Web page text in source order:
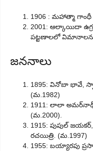
1906 : మహాత్మా గాంధీ
2001: ఆల్కాయిదా
పట్టణాలలో విమానాలను
జననాలు
1895: వినోబా భావే,
(మ.1982)
1911: లాలా అమర్‌నాథ్,
(మ.2000).
1915: పుపుల్
రచయిత్రి. (మ.1997)
1955: బయ్యారపు